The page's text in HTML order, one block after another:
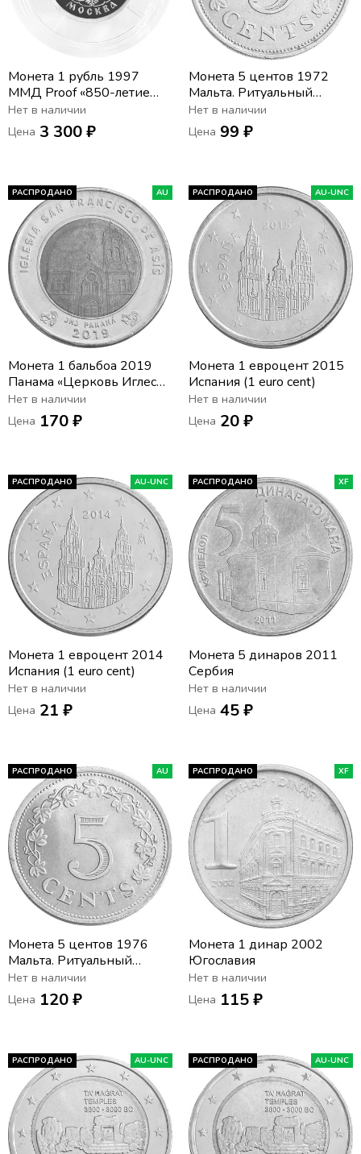
Монета 1 рубль 1997
ММД Proof «850-летие
основания Москвы - Храм
Христа Спасителя»
Нет в наличии
Цена 3 300 ₽
Монета 5 центов 1972
Мальта. Ритуальный
алтарь в храме Хаджар-
Ким
Нет в наличии
Цена 99 ₽
РАСПРОДАНО AU
Монета 1 бальбоа 2019
Панама «Церковь Иглесиа
Сан-Франциско де Асис»
Нет в наличии
Цена 170 ₽
РАСПРОДАНО AU-UNC
Монета 1 евроцент 2015
Испания (1 euro cent)
Нет в наличии
Цена 20 ₽
РАСПРОДАНО AU-UNC
Монета 1 евроцент 2014
Испания (1 euro cent)
Нет в наличии
Цена 21 ₽
РАСПРОДАНО XF
Монета 5 динаров 2011
Сербия
Нет в наличии
Цена 45 ₽
РАСПРОДАНО AU
Монета 5 центов 1976
Мальта. Ритуальный
алтарь в храме Хаджар-
Ким
Нет в наличии
Цена 120 ₽
РАСПРОДАНО XF
Монета 1 динар 2002
Югославия
Нет в наличии
Цена 115 ₽
РАСПРОДАНО AU-UNC РАСПРОДАНО AU-UNC